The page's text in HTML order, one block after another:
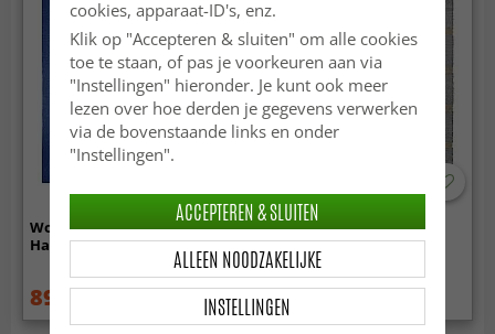
Wollen-vloerkleed -
Hamilton (Classic Blue)
89.99 €
Wollen-vloerkleed -
Gingham (no. 7)
112.99 €
cookies, apparaat-ID's, enz.
Klik op "Accepteren & sluiten" om alle cookies
toe te staan, of pas je voorkeuren aan via
"Instellingen" hieronder. Je kunt ook meer
lezen over hoe derden je gegevens verwerken
via de bovenstaande links en onder
"Instellingen".
INSTELLINGEN
ALLEEN NOODZAKELIJKE
ACCEPTEREN & SLUITEN